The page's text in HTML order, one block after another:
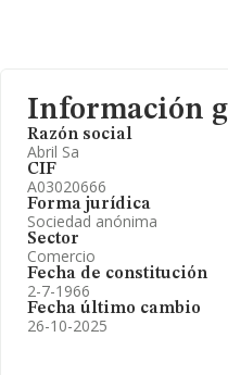
Información
Razón social
Abril Sa
CIF
A03020666
Forma jurídica
Sociedad anónima
Sector
Comercio
Fecha de constitución
2-7-1966
Fecha último cambio
26-10-2025